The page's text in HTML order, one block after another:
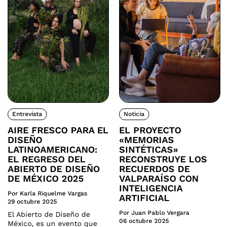
Entrevista
AIRE FRESCO PARA EL
DISEÑO
LATINOAMERICANO:
EL REGRESO DEL
ABIERTO DE DISEÑO
DE MÉXICO 2025
Por Karla Riquelme Vargas
29 octubre 2025
El Abierto de Diseño de
México, es un evento que
Noticia
EL PROYECTO
«MEMORIAS
SINTÉTICAS»
RECONSTRUYE LOS
RECUERDOS DE
VALPARAÍSO CON
INTELIGENCIA
ARTIFICIAL
Por Juan Pablo Vergara
06 octubre 2025